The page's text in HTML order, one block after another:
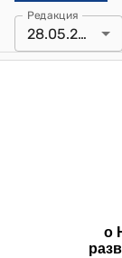
Редакция
28.05.2026